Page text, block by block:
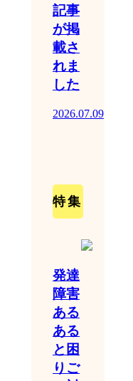
記事
が掲
載さ
れま
した
2026.07.09
特集
発達
障害
ある
ある
と困
りご